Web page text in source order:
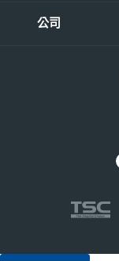
公司